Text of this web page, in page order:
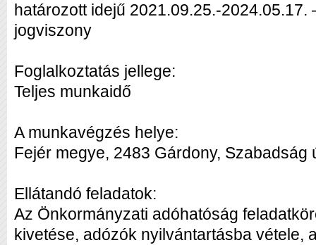
határozott idejű 2021.09.25.-2024.05.17.
jogviszony
Foglalkoztatás jellege:
Teljes munkaidő
A munkavégzés helye:
Fejér megye, 2483 Gárdony, Szabadság
Ellátandó feladatok:
Az Önkormányzati adóhatóság
kivetése, adózók nyilvántartásba vétele,